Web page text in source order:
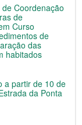
Coordenação
de
Curso
de
das
habitados
a partir de 10 de
da Ponta